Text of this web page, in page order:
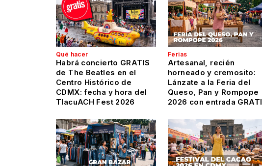
Qué hacer
Habrá concierto GRATIS
de The Beatles en el
Centro Histórico de
CDMX: fecha y hora del
TlacuACH Fest 2026
Ferias
Artesanal, recién
horneado y cremosito:
Lánzate a la Feria del
Queso, Pan y Rompope
2026 con entrada